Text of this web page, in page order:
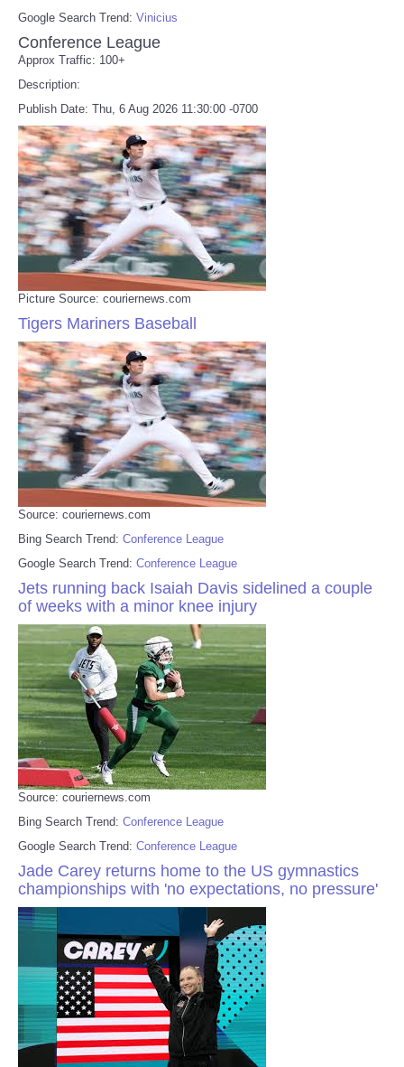
Google Search Trend: Vinicius
Conference League
Approx Traffic: 100+
Description:
Publish Date: Thu, 6 Aug 2026 11:30:00 -0700
Picture Source: couriernews.com
Tigers Mariners Baseball
Source: couriernews.com
Bing Search Trend: Conference League
Google Search Trend: Conference League
Jets running back Isaiah Davis sidelined a couple
of weeks with a minor knee injury
Source: couriernews.com
Bing Search Trend: Conference League
Google Search Trend: Conference League
Jade Carey returns home to the US gymnastics
championships with 'no expectations, no pressure'